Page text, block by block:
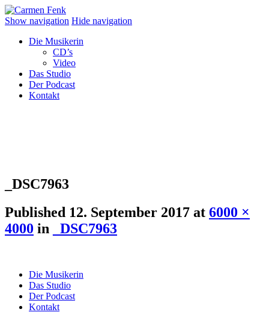
Show navigation Hide navigation
Die Musikerin
CD’s
Video
Das Studio
Der Podcast
Kontakt
_DSC7963
Published 12. September 2017 at 6000 ×
4000 in _DSC7963
Die Musikerin
Das Studio
Der Podcast
Kontakt